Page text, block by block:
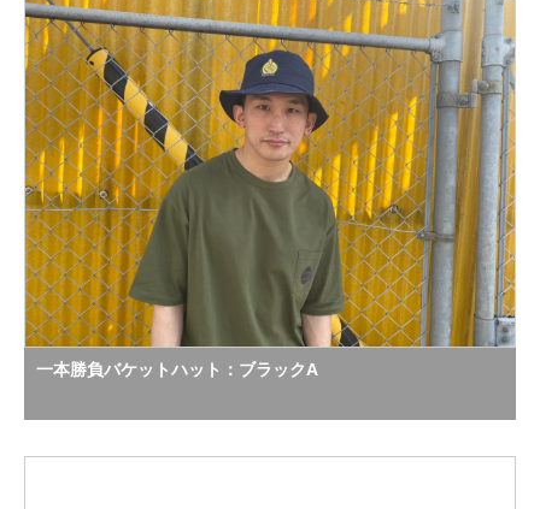
一本勝負バケットハット：ブラックA